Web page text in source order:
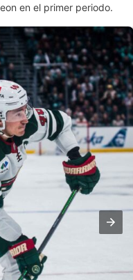
en el primer periodo.